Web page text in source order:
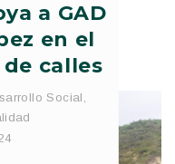
a GAD
en el
calles
Social ,